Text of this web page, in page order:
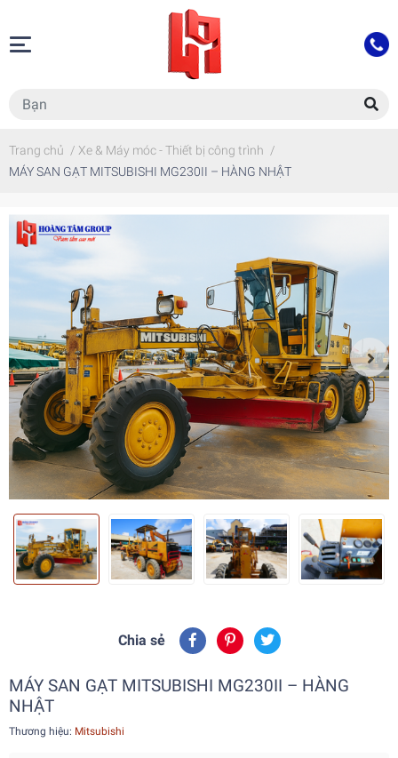
Trang chủ / Xe & Máy móc - Thiết bị công trình /
MÁY SAN GẠT MITSUBISHI MG230II – HÀNG NHẬT
Chia sẻ
MÁY SAN GẠT MITSUBISHI MG230II – HÀNG
NHẬT
Thương hiệu: Mitsubishi